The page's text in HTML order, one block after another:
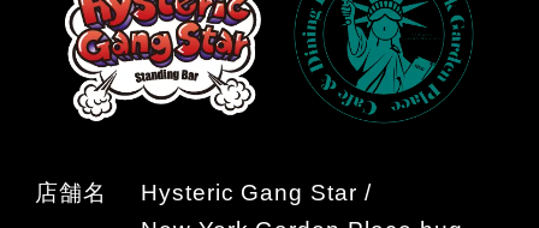
店舗名
Hysteric Gang Star /